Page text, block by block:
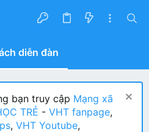
diễn đàn
bạn truy cập Mạng xã
TRẺ - VHT fanpage,
, VHT Youtube,